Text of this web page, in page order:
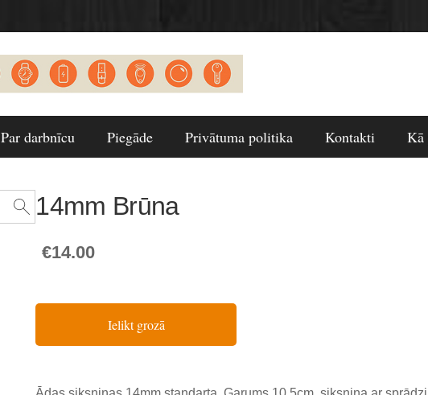
Par darbnīcu Piegāde Privātuma politika Kontakti Kā
14mm Brūna
€14.00
Ielikt grozā